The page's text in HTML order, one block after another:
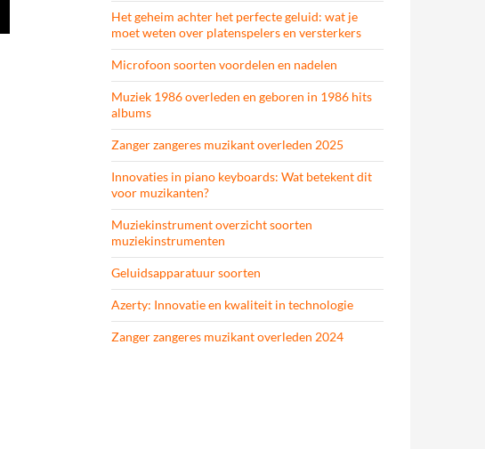
Het geheim achter het perfecte geluid: wat je
moet weten over platenspelers en versterkers
Microfoon soorten voordelen en nadelen
Muziek 1986 overleden en geboren in 1986 hits
albums
Zanger zangeres muzikant overleden 2025
Innovaties in piano keyboards: Wat betekent dit
voor muzikanten?
Muziekinstrument overzicht soorten
muziekinstrumenten
Geluidsapparatuur soorten
Azerty: Innovatie en kwaliteit in technologie
Zanger zangeres muzikant overleden 2024